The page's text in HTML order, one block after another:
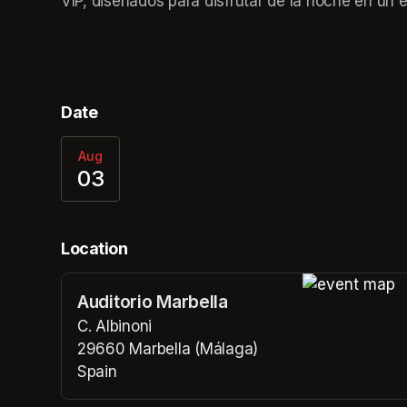
Date
Aug
03
Location
Auditorio Marbella
C. Albinoni
29660 Marbella (Málaga)
Spain